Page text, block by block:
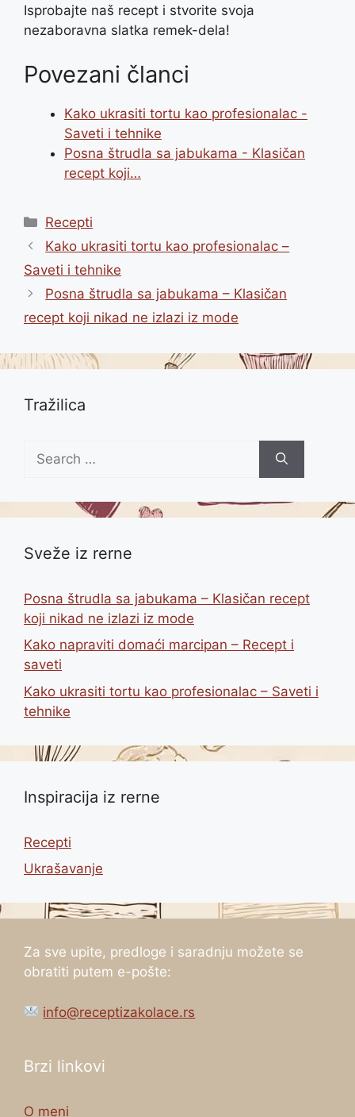
Isprobajte naš recept i stvorite svoja
nezaboravna slatka remek-dela!
Povezani članci
Kako ukrasiti tortu kao profesionalac -
Saveti i tehnike
Posna štrudla sa jabukama - Klasičan
recept koji…
Categories
Recepti
Kako ukrasiti tortu kao profesionalac –
Saveti i tehnike
Posna štrudla sa jabukama – Klasičan
recept koji nikad ne izlazi iz mode
Tražilica
for:
Sveže iz rerne
Posna štrudla sa jabukama – Klasičan recept
koji nikad ne izlazi iz mode
Kako napraviti domaći marcipan – Recept i
saveti
Kako ukrasiti tortu kao profesionalac – Saveti i
tehnike
Inspiracija iz rerne
Recepti
Ukrašavanje
Za sve upite, predloge i saradnju možete se
obratiti putem e-pošte:
info@receptizakolace.rs
Brzi linkovi
O meni